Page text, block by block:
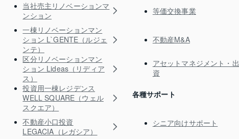
当社売主リノベーションマ
ンション
一棟リノベーションマン
ション L`GENTE（ルジェ
ンテ）
区分リノベーションマン
ション Lideas（リディア
ス）
投資用一棟レジデンス
WELL SQUARE（ウェル
スクエア）
不動産小口投資
LEGACIA（レガシア）
等価交換事業
不動産M&A
アセットマネジメント・出
資
各種サポート
シニア向けサポート